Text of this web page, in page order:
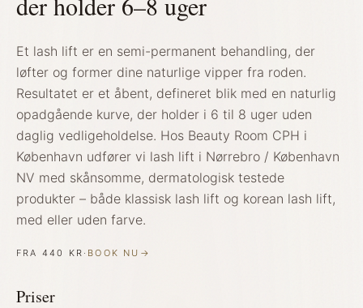
Et lash lift er en semi-permanent behandling, der
løfter og former dine naturlige vipper fra roden.
Resultatet er et åbent, defineret blik med en naturlig
opadgående kurve, der holder i 6 til 8 uger uden
daglig vedligeholdelse. Hos Beauty Room CPH i
København udfører vi lash lift i Nørrebro / København
NV med skånsomme, dermatologisk testede
produkter – både klassisk lash lift og korean lash lift,
med eller uden farve.
FRA 440 KR · BOOK NU →
Priser